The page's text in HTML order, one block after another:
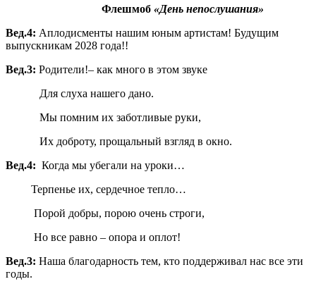
Флешмоб «День непослушания»
Вед.4: Аплодисменты нашим юным артистам! Будущим
выпускникам 2028 года!!
Вед.3: Родители!– как много в этом звуке
Для слуха нашего дано.
Мы помним их заботливые руки,
Их доброту, прощальный взгляд в окно.
Вед.4: Когда мы убегали на уроки…
Терпенье их, сердечное тепло…
Порой добры, порою очень строги,
Но все равно – опора и оплот!
Вед.3: Наша благодарность тем, кто поддерживал нас все эти
годы.